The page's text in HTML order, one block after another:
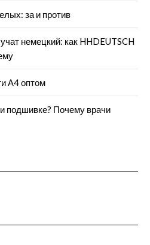
за и против
немецкий: как HHDEUTSCH
А4 оптом
подшивке? Почему врачи